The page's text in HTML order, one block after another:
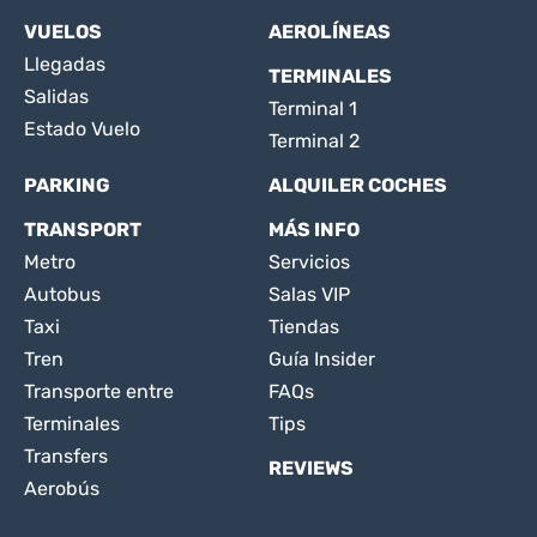
VUELOS
Llegadas
Salidas
Estado Vuelo
AEROLÍNEAS
TERMINALES
Terminal 1
Terminal 2
PARKING
ALQUILER COCHES
TRANSPORT
Metro
Autobus
Taxi
Tren
Transporte entre
Terminales
Transfers
Aerobús
MÁS INFO
Servicios
Salas VIP
Tiendas
Guía Insider
FAQs
Tips
REVIEWS